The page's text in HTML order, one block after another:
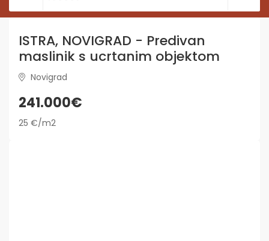
ISTRA, NOVIGRAD - Predivan
maslinik s ucrtanim objektom
Novigrad
241.000€
25 €/m2